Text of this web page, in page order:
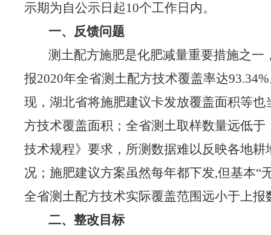
示期为自公示日起10个工作日内。
一、反馈问题
测土配方施肥是化肥减量重要措施之一
报2020年全省测土配方技术覆盖率达
现，湖北省将施肥建议卡发放覆盖面积等也
方技术覆盖面积；全省测土取样数量远低于
技术规程》要求，所测数据难以反映各地耕
况；施肥建议方案虽然每年都下发,但基本“
全省测土配方技术实际覆盖范围远小于上报
二、整改目标